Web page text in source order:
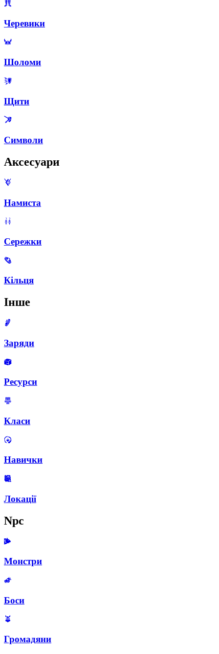
Черевики
Шоломи
Щити
Символи
Аксесуари
Намиста
Сережки
Кільця
Інше
Заряди
Ресурси
Класи
Навички
Локації
Npc
Монстри
Боси
Громадяни